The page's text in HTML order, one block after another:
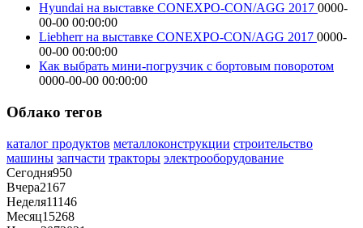
Hyundai на выставке CONEXPO-CON/AGG 2017 0000-
00-00 00:00:00
Liebherr на выставке CONEXPO-CON/AGG 2017 0000-
00-00 00:00:00
Как выбрать мини-погрузчик с бортовым поворотом
0000-00-00 00:00:00
Облако тегов
каталог продуктов металлоконструкции строительство
машины запчасти тракторы электрооборудование
Сегодня950
Вчера2167
Неделя11146
Месяц15268